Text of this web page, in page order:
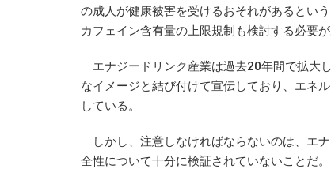
の成人が健康被害を受けるおそれがあるとい
カフェイン含有量の上限規制も検討する必要が
エナジードリンク産業は過去20年間で拡大
なイメージと結び付けて宣伝しており、エネ
している。
しかし、注意しなければならないのは、エ
全性について十分に検証されていないことだ。